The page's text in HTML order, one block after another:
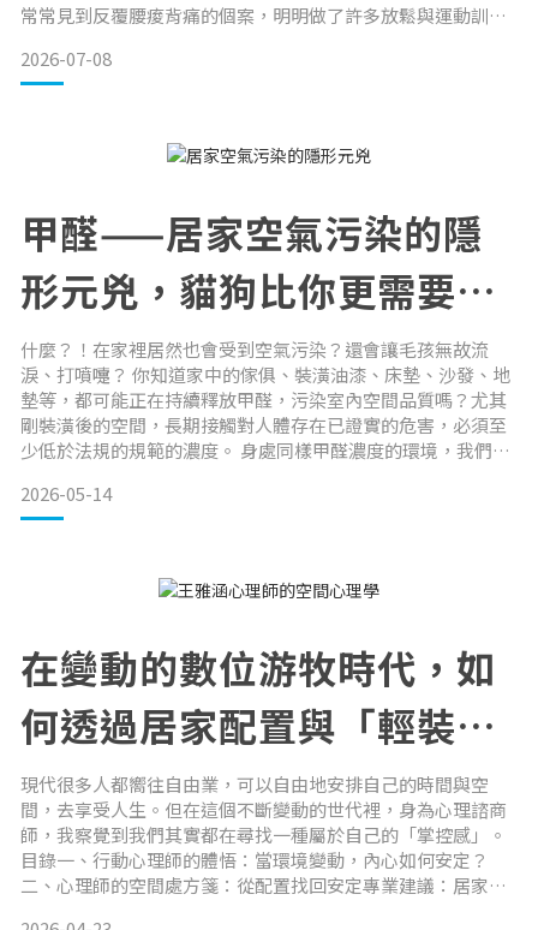
常常見到反覆腰痠背痛的個案，明明做了許多放鬆與運動訓
每天長達數小時的睡眠環境。如果床墊與枕頭無法給予身體適
當的支撐與減壓，肌肉就容易不自覺持續用力來穩定脊椎，導
視每天躺著的寢具也非常重要。
2026-07-08
甲醛——居家空氣污染的隱
形元兇，貓狗比你更需要一
個無毒的家
什麼？！在家裡居然也會受到空氣污染？還會讓毛孩無故流
淚、打噴嚏？ 你知道家中的傢俱、裝潢油漆、床墊、沙發、地
墊等，都可能正在持續釋放甲醛，污染室內空間品質嗎？尤其
剛裝潢後的空間，長期接觸對人體存在已證實的危害，必須至
少低於法規的規範的濃度。 身處同樣甲醛濃度的環境，我們都
又幾乎整天待在家的貓貓狗狗來說，往往比我們更容易感受到
刺激。 本篇 Emily 要帶大家當偵探！了解甲醛可能藏在家中哪
2026-05-14
在變動的數位游牧時代，如
何透過居家配置與「輕裝
修」找回內心掌控感？
現代很多人都嚮往自由業，可以自由地安排自己的時間與空
間，去享受人生。但在這個不斷變動的世代裡，身為心理諮商
師，我察覺到我們其實都在尋找一種屬於自己的「掌控感」。
目錄一、行動心理師的體悟：當環境變動，內心如何安定？
二、心理師的空間處方箋：從配置找回安定專業建議：居家空